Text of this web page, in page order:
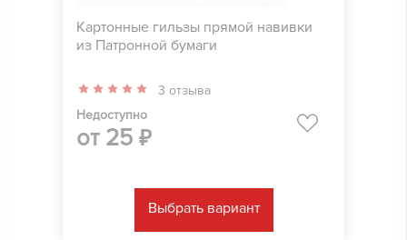
Картонные гильзы прямой навивки
из Патронной бумаги
3 отзыва
Недоступно
от 25 ₽
Выбрать вариант